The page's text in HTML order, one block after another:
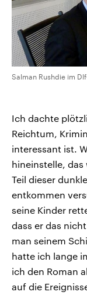
Salman Rushdie im
Ich dachte
Reichtum,
interessant ist.
hineinstelle, das
Teil dieser
entkommen
seine Kinder
dass er das
man seinem
hatte ich lange
ich den Roman
auf die